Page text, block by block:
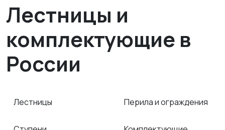
Лестницы и
комплектующие в
России
Лестницы Перила и ограждения